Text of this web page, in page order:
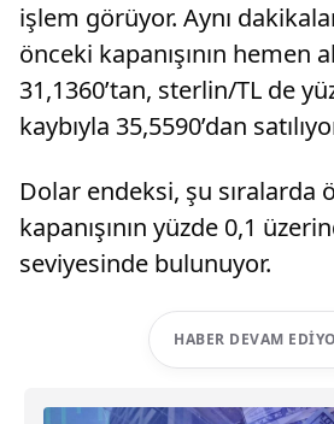
işlem görüyor. Aynı
önceki kapanışının hemen
31,1360’tan, sterlin/TL de
kaybıyla 35,5590’dan
Dolar endeksi, şu sıralarda
kapanışının yüzde 0,1
seviyesinde bulunuyor.
HABER DEVAM